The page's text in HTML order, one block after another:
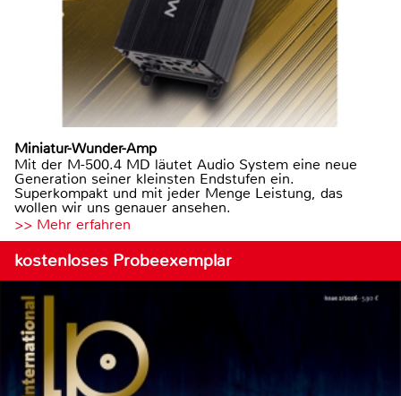
Miniatur-Wunder-Amp
Mit der M-500.4 MD läutet Audio System eine neue
Generation seiner kleinsten Endstufen ein.
Superkompakt und mit jeder Menge Leistung, das
wollen wir uns genauer ansehen.
>> Mehr erfahren
kostenloses Probeexemplar